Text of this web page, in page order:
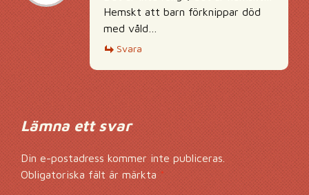
Hemskt att barn förknippar död
med våld…
Svara
Lämna ett svar
Din e-postadress kommer inte publiceras.
Obligatoriska fält är märkta*